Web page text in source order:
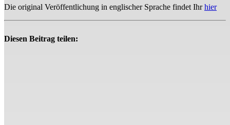
Die original Veröffentlichung in englischer Sprache findet Ihrhier
Diesen Beitrag teilen: